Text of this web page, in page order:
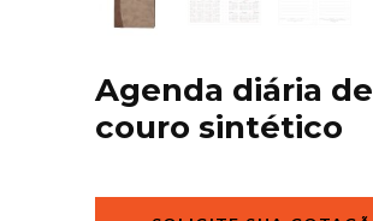
Agenda diária de
couro sintético